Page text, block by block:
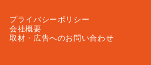
プライバシーポリシー
会社概要
取材・広告へのお問い合わせ